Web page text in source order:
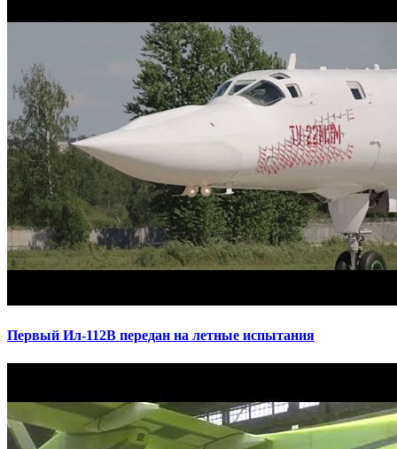
Первый Ил-112В передан на летные испытания